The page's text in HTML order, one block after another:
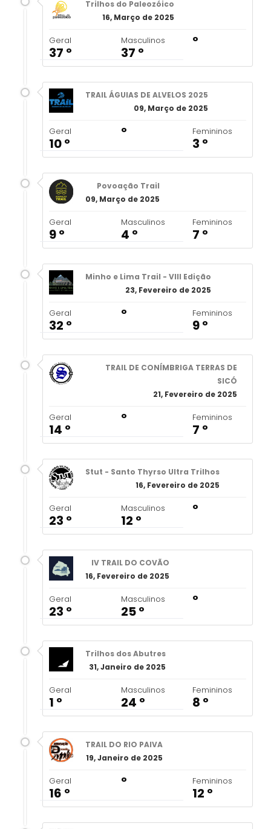
Trilhos do Paleozóico
16, Março de 2025
Geral
37 º
Masculinos
37 º
º
TRAIL ÁGUIAS DE ALVELOS 2025
09, Março de 2025
Geral
10 º
º Femininos
3 º
Povoação Trail
09, Março de 2025
Geral
9 º
Masculinos
4 º
Femininos
7 º
Minho e Lima Trail - VIII Edição
23, Fevereiro de 2025
Geral
32 º
º Femininos
9 º
TRAIL DE CONÍMBRIGA TERRAS DE
SICÓ
21, Fevereiro de 2025
Geral
14 º
º Femininos
7 º
Stut - Santo Thyrso Ultra Trilhos
16, Fevereiro de 2025
Geral
23 º
Masculinos
12 º
º
IV TRAIL DO COVÃO
16, Fevereiro de 2025
Geral
23 º
Masculinos
25 º
º
Trilhos dos Abutres
31, Janeiro de 2025
Geral
1 º
Masculinos
24 º
Femininos
8 º
TRAIL DO RIO PAIVA
19, Janeiro de 2025
Geral
16 º
º Femininos
12 º